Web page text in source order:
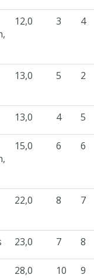
12,0 3 4
13,0 5 2
13,0 4 5
15,0 6 6
22,0 8 7
23,0 7 8
28,0 10 9